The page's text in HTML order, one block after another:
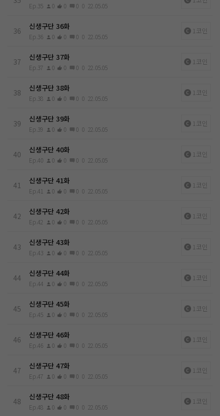
Ep.35 0 0 0 0 22.05.05
36 신생구단 36화
Ep.36 0 0 0 0 22.05.05
1코인
37 신생구단 37화
Ep.37 0 0 0 0 22.05.05
1코인
38 신생구단 38화
Ep.38 0 0 0 0 22.05.05
1코인
39 신생구단 39화
Ep.39 0 0 0 0 22.05.05
1코인
40 신생구단 40화
Ep.40 0 0 0 0 22.05.05
1코인
41 신생구단 41화
Ep.41 0 0 0 0 22.05.05
1코인
42 신생구단 42화
Ep.42 0 0 0 0 22.05.05
1코인
43 신생구단 43화
Ep.43 0 0 0 0 22.05.05
1코인
44 신생구단 44화
Ep.44 0 0 0 0 22.05.05
1코인
45 신생구단 45화
Ep.45 0 0 0 0 22.05.05
1코인
46 신생구단 46화
Ep.46 0 0 0 0 22.05.05
1코인
47 신생구단 47화
Ep.47 0 0 0 0 22.05.05
1코인
48 신생구단 48화
Ep.48 0 0 0 0 22.05.05
1코인